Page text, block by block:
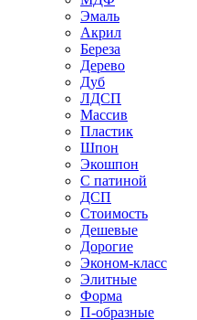
Эмаль
Акрил
Береза
Дерево
Дуб
ЛДСП
Массив
Пластик
Шпон
Экошпон
С патиной
ДСП
Стоимость
Дешевые
Дорогие
Эконом-класс
Элитные
Форма
П-образные